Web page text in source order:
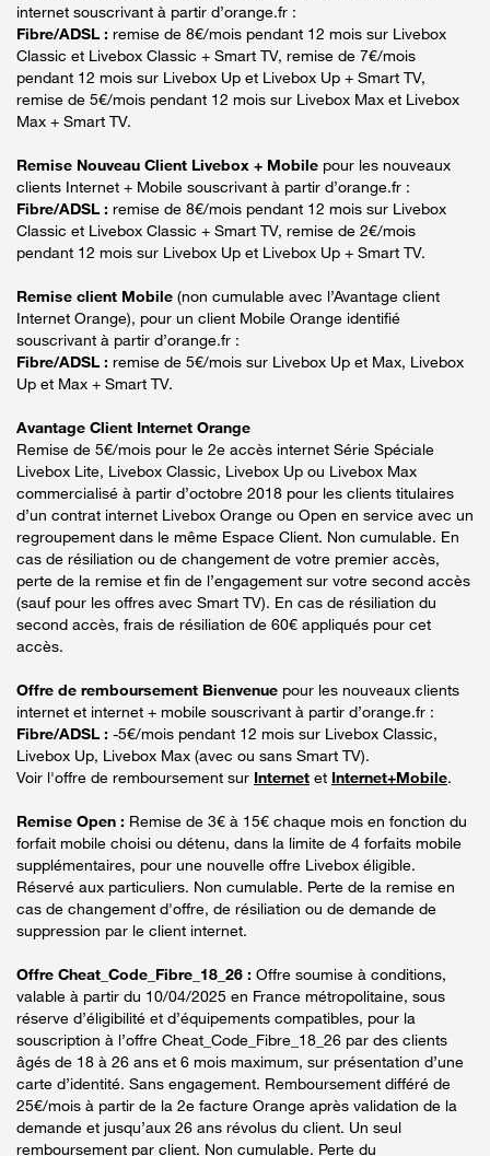
internet souscrivant à partir d’orange.fr :
Fibre/ADSL : remise de 8€/mois pendant 12 mois sur Livebox
Classic et Livebox Classic + Smart TV, remise de 7€/mois
pendant 12 mois sur Livebox Up et Livebox Up + Smart TV,
remise de 5€/mois pendant 12 mois sur Livebox Max et Livebox
Max + Smart TV.
Remise Nouveau Client Livebox + Mobile pour les nouveaux
clients Internet + Mobile souscrivant à partir d’orange.fr :
Fibre/ADSL : remise de 8€/mois pendant 12 mois sur Livebox
Classic et Livebox Classic + Smart TV, remise de 2€/mois
pendant 12 mois sur Livebox Up et Livebox Up + Smart TV.
Remise client Mobile (non cumulable avec l’Avantage client
Internet Orange), pour un client Mobile Orange identifié
souscrivant à partir d’orange.fr :
Fibre/ADSL : remise de 5€/mois sur Livebox Up et Max, Livebox
Up et Max + Smart TV.
Avantage Client Internet Orange
Remise de 5€/mois pour le 2e accès internet Série Spéciale
Livebox Lite, Livebox Classic, Livebox Up ou Livebox Max
commercialisé à partir d’octobre 2018 pour les clients titulaires
d’un contrat internet Livebox Orange ou Open en service avec un
regroupement dans le même Espace Client. Non cumulable. En
cas de résiliation ou de changement de votre premier accès,
perte de la remise et fin de l’engagement sur votre second accès
(sauf pour les offres avec Smart TV). En cas de résiliation du
second accès, frais de résiliation de 60€ appliqués pour cet
accès.
Offre de remboursement Bienvenue pour les nouveaux clients
internet et internet + mobile souscrivant à partir d’orange.fr :
Fibre/ADSL : -5€/mois pendant 12 mois sur Livebox Classic,
Livebox Up, Livebox Max (avec ou sans Smart TV).
Voir l'offre de remboursement sur Internet et Internet+Mobile.
Remise Open : Remise de 3€ à 15€ chaque mois en fonction du
forfait mobile choisi ou détenu, dans la limite de 4 forfaits mobile
supplémentaires, pour une nouvelle offre Livebox éligible.
Réservé aux particuliers. Non cumulable. Perte de la remise en
cas de changement d'offre, de résiliation ou de demande de
suppression par le client internet.
Offre Cheat_Code_Fibre_18_26 : Offre soumise à conditions,
valable à partir du 10/04/2025 en France métropolitaine, sous
réserve d’éligibilité et d’équipements compatibles, pour la
souscription à l’offre Cheat_Code_Fibre_18_26 par des clients
âgés de 18 à 26 ans et 6 mois maximum, sur présentation d’une
carte d’identité. Sans engagement. Remboursement différé de
25€/mois à partir de la 2e facture Orange après validation de la
demande et jusqu’aux 26 ans révolus du client. Un seul
remboursement par client. Non cumulable. Perte du